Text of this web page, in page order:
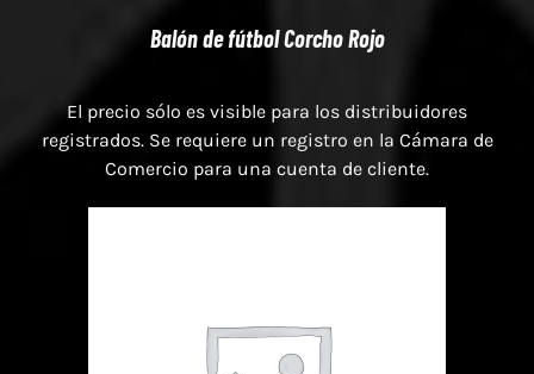
Balón de fútbol Corcho Rojo
El precio sólo es visible para los distribuidores
registrados. Se requiere un registro en la Cámara de
Comercio para una cuenta de cliente.